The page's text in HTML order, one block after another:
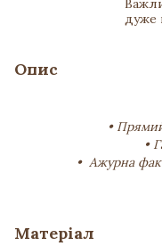
дуже
Опис
•
•
• Ажурна
Матеріал